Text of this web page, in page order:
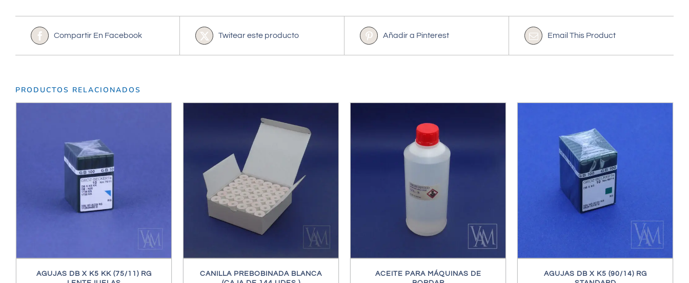
Compartir En Facebook Twitear este producto Añadir a Pinterest Email This Product
PRODUCTOS RELACIONADOS
AGUJAS DB X K5 KK (75/11) RG
AÑADIR AL CARRITO
CANILLA PREBOBINADA BLANCA
AÑADIR AL CARRITO DETALLES
ACEITE PARA MÁQUINAS DE
AÑADIR AL CARRITO
AGUJAS DB X K5 (90/14) RG